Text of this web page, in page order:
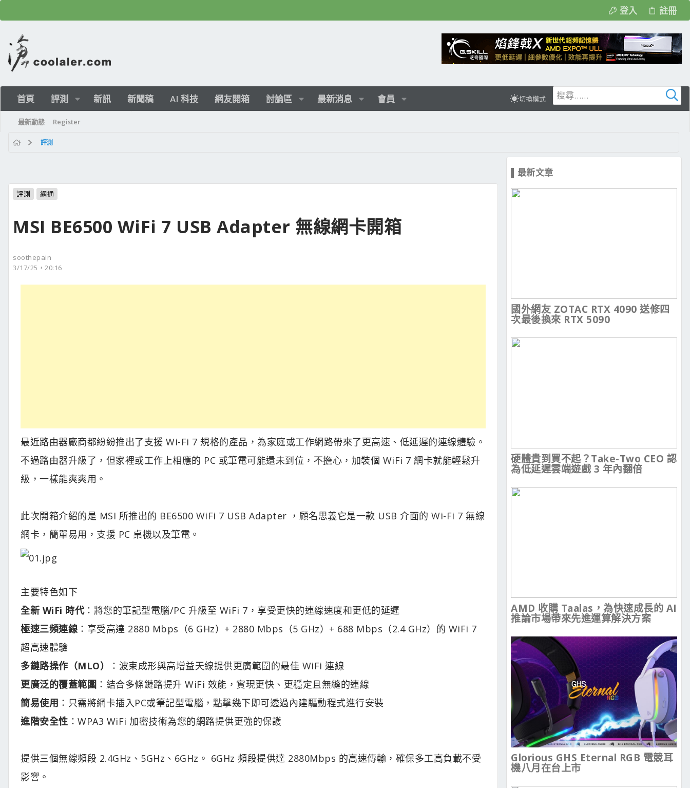
登入 註冊
首頁 評測 新訊 新聞稿 AI 科技 網友開箱 討論區 最新消息 會員 切換模式
最新動態 Register
評測
評測 網通
MSI BE6500 WiFi 7 USB Adapter 無線網卡開箱
soothepain
3/17/25，20:16
最近路由器廠商都紛紛推出了支援 Wi-Fi 7 規格的產品，為家庭或工作網路帶來了更高速、低延遲的連線體驗。
不過路由器升級了，但家裡或工作上相應的 PC 或筆電可能還未到位，不擔心，加裝個 WiFi 7 網卡就能輕鬆升
級，一樣能爽爽用。
此次開箱介紹的是 MSI 所推出的 BE6500 WiFi 7 USB Adapter ，顧名思義它是一款 USB 介面的 Wi-Fi 7 無線
網卡，簡單易用，支援 PC 桌機以及筆電。
主要特色如下
全新 WiFi 時代：將您的筆記型電腦/PC 升級至 WiFi 7，享受更快的連線速度和更低的延遲
極速三頻連線 ：享受高達 2880 Mbps（6 GHz）+ 2880 Mbps（5 GHz）+ 688 Mbps（2.4 GHz）的 WiFi 7
超高速體驗
多鏈路操作（MLO）
：波束成形與高增益天線提供更廣範圍的最佳 WiFi 連線
更廣泛的覆蓋範圍 ：結合多條鏈路提升 WiFi 效能，實現更快、更穩定且無縫的連線
簡易使用 ：只需將網卡插入PC或筆記型電腦，點擊幾下即可透過內建驅動程式進行安裝
進階安全性 ：WPA3 WiFi 加密技術為您的網路提供更強的保護
提供三個無線頻段 2.4GHz、5GHz、6GHz。 6GHz 頻段提供達 2880Mbps 的高速傳輸，確保多工高負載不受
影響。
▌最新文章
國外網友 ZOTAC RTX 4090 送修四
次最後換來 RTX 5090
硬體貴到買不起？Take-Two CEO 認
為低延遲雲端遊戲 3 年內翻倍
AMD 收購 Taalas，為快速成長的 AI
推論市場帶來先進運算解決方案
Glorious GHS Eternal RGB 電競耳
機八月在台上市